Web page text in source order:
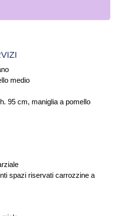
medio
95 cm, maniglia a pomello
spazi riservati carrozzine a